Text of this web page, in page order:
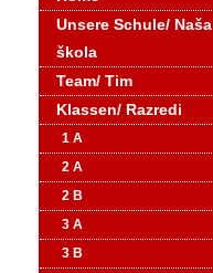
Unsere Schule/ Naša
škola
Team/ Tim
Klassen/ Razredi
1 A
2 A
2 B
3 A
3 B